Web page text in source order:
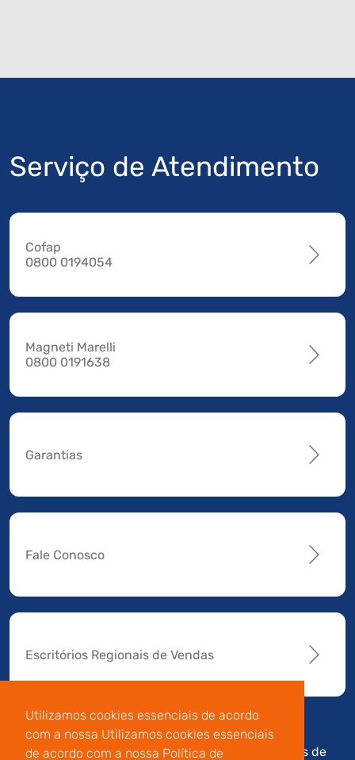
Utilizamos cookies essenciais de acordo
com a nossa Utilizamos cookies essenciais
de acordo com a nossa Política de
Serviço de Atendimento
Cofap
0800 0194054
Magneti Marelli
0800 0191638
Garantias
Fale Conosco
Escritórios Regionais de Vendas
Av. Manoel da Nóbrega,
Termos de
Código de